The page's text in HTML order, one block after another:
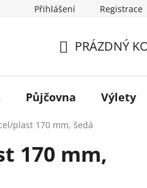
Přihlášení Registrace
KOŠÍK
PRÁZDNÝ
Půjčovna Výlety
plast 170 mm, šedá
170 mm,